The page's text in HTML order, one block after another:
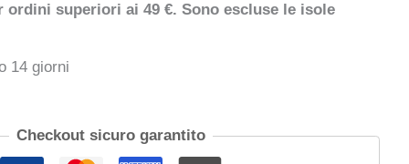
ordini superiori ai 49 €. Sono escluse le isole
14 giorni
Checkout sicuro garantito